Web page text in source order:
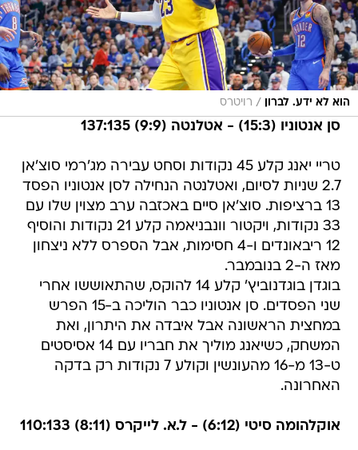
הוא לא ידע. לברון / רויטרס
סן אנטוניו (15:3) - אטלנטה (9:9) 137:135
טריי יאנג קלע 45 נקודות וסחט עבירה מג'רמי סוצ'אן
2.7 שניות לסיום, ואטלנטה הנחילה לסן אנטוניו הפסד
13 ברציפות. סוצ'אן סיים באכזבה ערב מצוין שלו עם
33 נקודות, ויקטור וונבניאמה קלע 21 נקודות והוסיף
12 ריבאונדים ו-4 חסימות, אבל הספרס ללא ניצחון
מאז ה-2 בנובמבר.
בוגדן בוגדנוביץ' קלע 14 להוקס, שהתאוששו אחרי
שני הפסדים. סן אנטוניו כבר הוליכה ב-15 הפרש
במחצית הראשונה אבל איבדה את היתרון, ואת
המשחק, כשיאנג מוליך את חבריו עם 14 אסיסטים
ט-13 מ-16 מהעונשין וקולע 7 נקודות רק בדקה
האחרונה.
אוקלהומה סיטי (6:12) - ל.א. לייקרס (8:11) 110:133